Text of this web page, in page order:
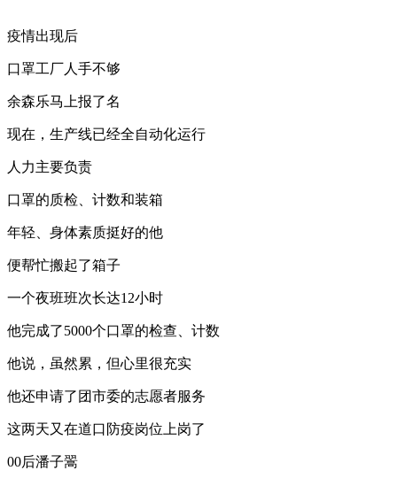
疫情出现后
口罩工厂人手不够
余森乐马上报了名
现在，生产线已经全自动化运行
人力主要负责
口罩的质检、计数和装箱
年轻、身体素质挺好的他
便帮忙搬起了箱子
一个夜班班次长达12小时
他完成了5000个口罩的检查、计数
他说，虽然累，但心里很充实
他还申请了团市委的志愿者服务
这两天又在道口防疫岗位上岗了
00后潘子翯